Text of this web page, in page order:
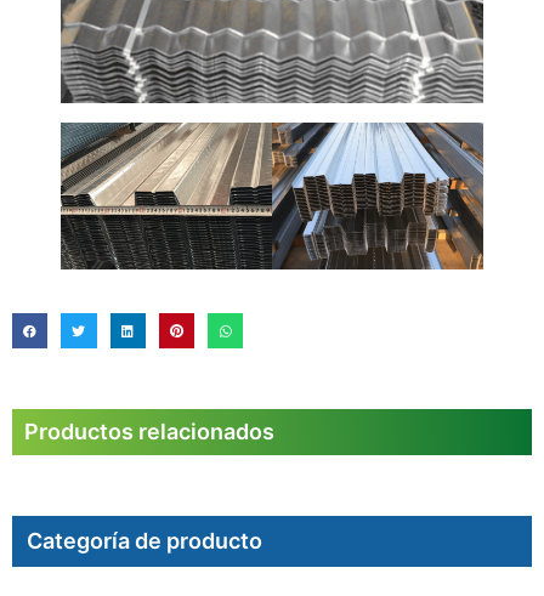
Categoría de producto
Productos relacionados